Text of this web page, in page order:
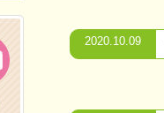
2020.10.09